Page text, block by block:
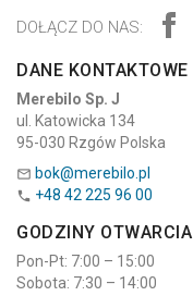
DOŁĄCZ DO NAS:
DANE KONTAKTOWE
Merebilo Sp. J
ul. Katowicka 134
95-030 Rzgów Polska
 bok@merebilo.pl
 +48 42 225 96 00
GODZINY OTWARCIA
Pon-Pt: 7:00 – 15:00
Sobota: 7:30 – 14:00